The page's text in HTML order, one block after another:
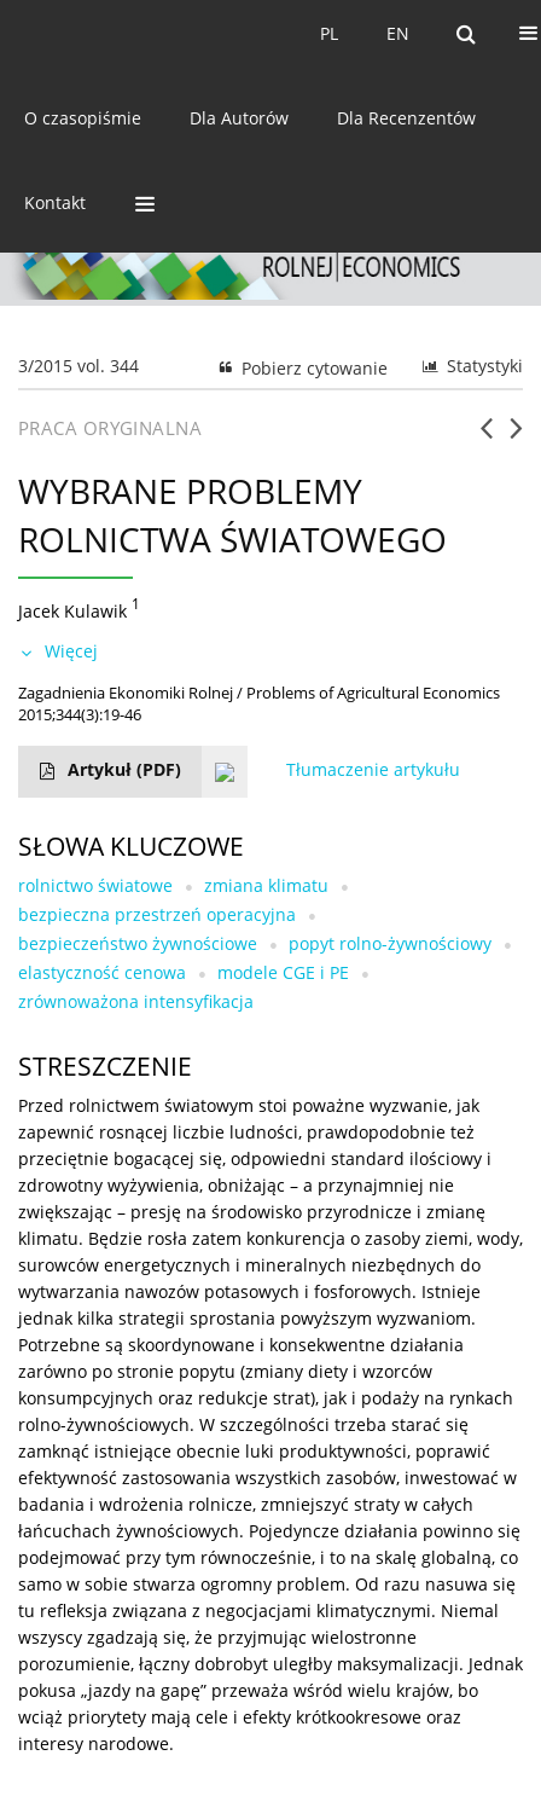
EN
PL EN
PL
O czasopiśmie Dla Autorów Dla Recenzentów
Kontakt
ISSN: 0044-1600
3/2015 vol. 344 Statystyki
Pobierz cytowanie
PRACA ORYGINALNA
WYBRANE PROBLEMY
ROLNICTWA ŚWIATOWEGO
Jacek Kulawik 1
Więcej
Zagadnienia Ekonomiki Rolnej / Problems of Agricultural Economics
2015;344(3):19-46
Artykuł (PDF) Tłumaczenie artykułu
SŁOWA KLUCZOWE
rolnictwo światowe
zmiana klimatu
bezpieczna przestrzeń operacyjna
bezpieczeństwo żywnościowe
popyt rolno-żywnościowy
elastyczność cenowa
modele CGE i PE
zrównoważona intensyfikacja
STRESZCZENIE
Przed rolnictwem światowym stoi poważne wyzwanie, jak
zapewnić rosnącej liczbie ludności, prawdopodobnie też
przeciętnie bogacącej się, odpowiedni standard ilościowy i
zdrowotny wyżywienia, obniżając – a przynajmniej nie
zwiększając – presję na środowisko przyrodnicze i zmianę
klimatu. Będzie rosła zatem konkurencja o zasoby ziemi, wody,
surowców energetycznych i mineralnych niezbędnych do
wytwarzania nawozów potasowych i fosforowych. Istnieje
jednak kilka strategii sprostania powyższym wyzwaniom.
Potrzebne są skoordynowane i konsekwentne działania
zarówno po stronie popytu (zmiany diety i wzorców
konsumpcyjnych oraz redukcje strat), jak i podaży na rynkach
rolno-żywnościowych. W szczególności trzeba starać się
zamknąć istniejące obecnie luki produktywności, poprawić
efektywność zastosowania wszystkich zasobów, inwestować w
badania i wdrożenia rolnicze, zmniejszyć straty w całych
łańcuchach żywnościowych. Pojedyncze działania powinno się
podejmować przy tym równocześnie, i to na skalę globalną, co
samo w sobie stwarza ogromny problem. Od razu nasuwa się
tu refleksja związana z negocjacjami klimatycznymi. Niemal
wszyscy zgadzają się, że przyjmując wielostronne
porozumienie, łączny dobrobyt uległby maksymalizacji. Jednak
pokusa „jazdy na gapę” przeważa wśród wielu krajów, bo
wciąż priorytety mają cele i efekty krótkookresowe oraz
interesy narodowe.